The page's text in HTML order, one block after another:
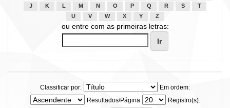
J
K L M N O P Q R S
T
U
V W X Y Z
ou entre com as primeiras letras:
Classificar por:
Em ordem:
Resultados/Página
Registro(s):